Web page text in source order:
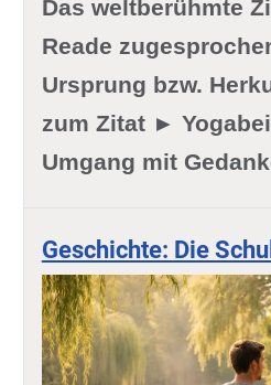
Das weltberühmte
Reade
Ursprung bzw.
zum Zitat ►
Umgang mit
Geschichte: Die